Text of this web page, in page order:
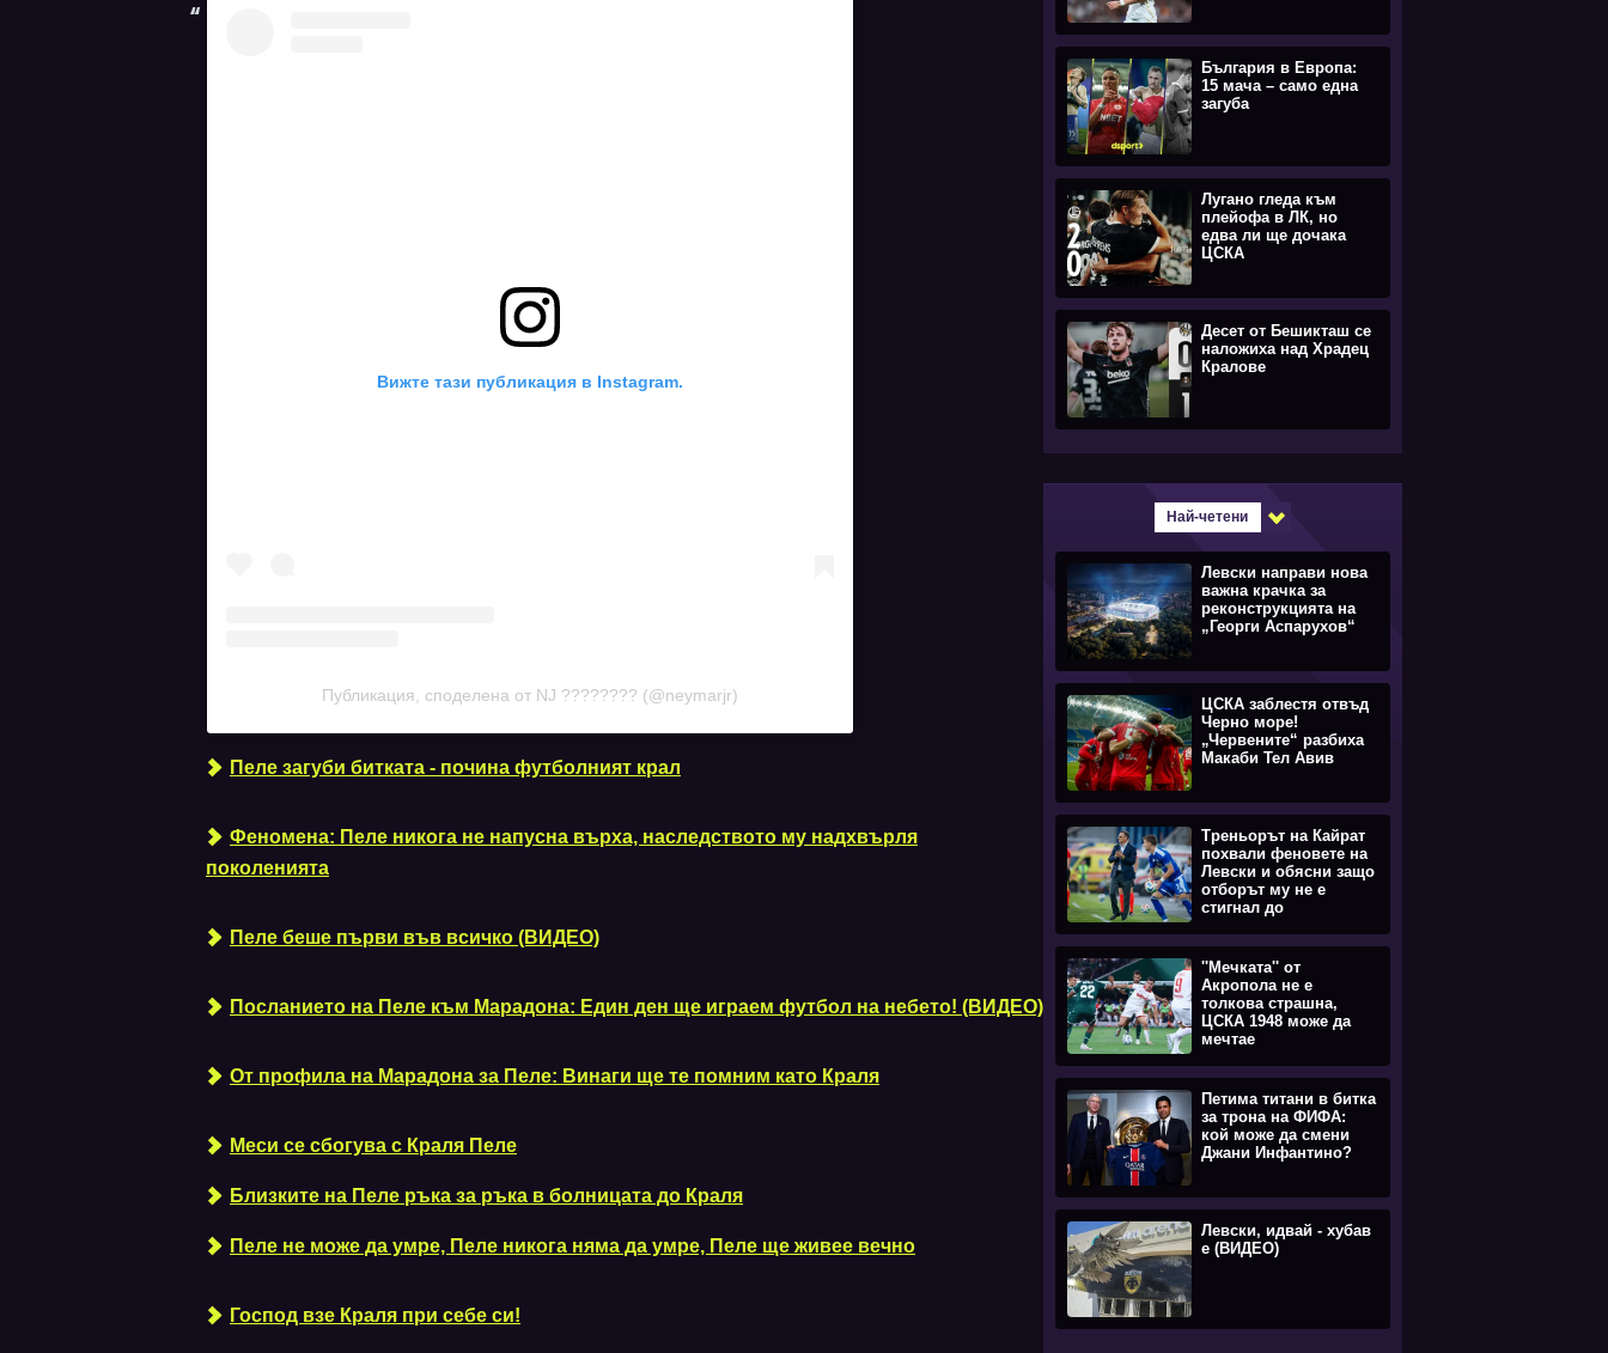
Вижте тази публикация в Instagram.
Публикация, споделена от NJ ???????? (@neymarjr)
Пеле загуби битката - почина футболният крал
Феномена: Пеле никога не напусна върха, наследството му надхвърля
поколенията
Пеле беше първи във всичко (ВИДЕО)
Посланието на Пеле към Марадона: Един ден ще играем футбол на небето! (ВИДЕО)
От профила на Марадона за Пеле: Винаги ще те помним като Краля
Меси се сбогува с Краля Пеле
Близките на Пеле ръка за ръка в болницата до Краля
Пеле не може да умре, Пеле никога няма да умре, Пеле ще живее вечно
Господ взе Краля при себе си!
България в Европа:
15 мача – само една
загуба
Лугано гледа към
плейофа в ЛК, но
едва ли ще дочака
ЦСКА
Десет от Бешикташ се
наложиха над Храдец
Кралове
Най-четени
Левски направи нова
важна крачка за
реконструкцията на
„Георги Аспарухов“
ЦСКА заблестя отвъд
Черно море!
„Червените“ разбиха
Макаби Тел Авив
Треньорът на Кайрат
похвали феновете на
Левски и обясни защо
отборът му не е
стигнал до
''Мечката'' от
Акропола не е
толкова страшна,
ЦСКА 1948 може да
мечтае
Петима титани в битка
за трона на ФИФА:
кой може да смени
Джани Инфантино?
Левски, идвай - хубав
е (ВИДЕО)